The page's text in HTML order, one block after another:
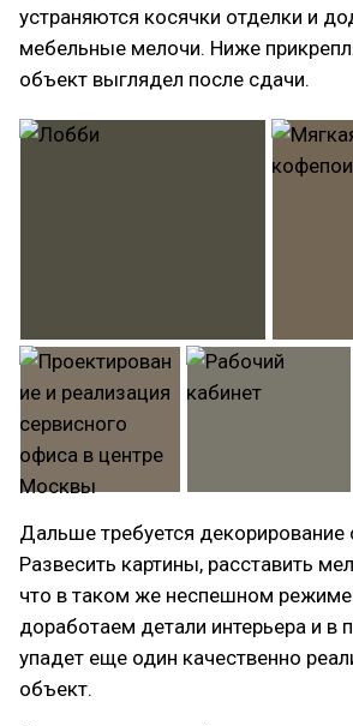
устраняются косячки отделки и
мебельные мелочи. Ниже
объект выглядел после сдачи.
Дальше требуется декорирование
Развесить картины, расставить
что в таком же неспешном
доработаем детали интерьера и в
упадет еще один качественно
объект.